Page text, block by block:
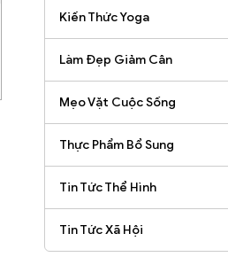
Kiến Thức Yoga
Làm Đẹp Giảm Cân
Mẹo Vặt Cuộc Sống
Thực Phẩm Bổ Sung
Tin Tức Thể Hình
Tin Tức Xã Hội